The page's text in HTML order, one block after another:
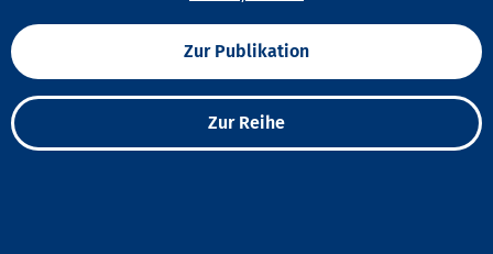
Zur Publikation
Zur Reihe